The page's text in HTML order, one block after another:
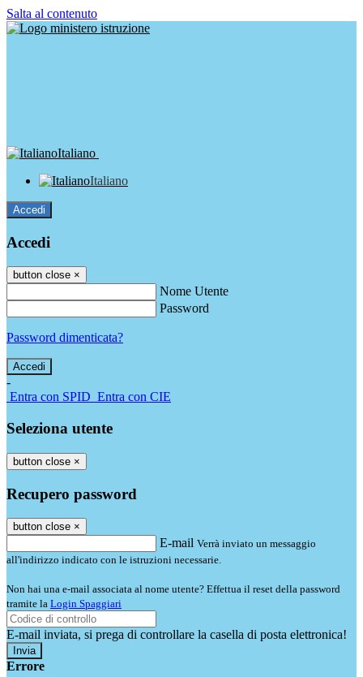
Salta al contenuto
Italiano
Italiano
Accedi
Accedi
button close ×
Nome Utente
Password
Password dimenticata?
-
Entra con SPID Entra con CIE
Seleziona utente
button close ×
Recupero password
button close ×
E-mail Verrà inviato un messaggio
all'indirizzo indicato con le istruzioni necessarie.
Non hai una e-mail associata al nome utente? Effettua il reset della password
tramite la Login Spaggiari
E-mail inviata, si prega di controllare la casella di posta elettronica!
Errore